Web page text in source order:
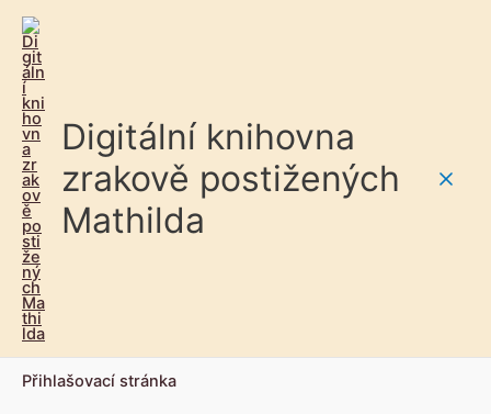
Digitální knihovna
zrakově postižených
Mathilda
Přihlašovací stránka